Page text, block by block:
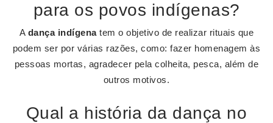
para os povos indígenas?
A dança indígenatem o objetivo de realizar rituais que
podem ser por várias razões, como: fazer homenagem às
pessoas mortas, agradecer pela colheita, pesca, além de
outros motivos.
Qual a história da dança no